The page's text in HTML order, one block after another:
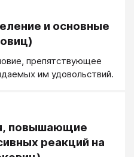
и основные
препятствующее
им удовольствий.
повышающие
реакций на